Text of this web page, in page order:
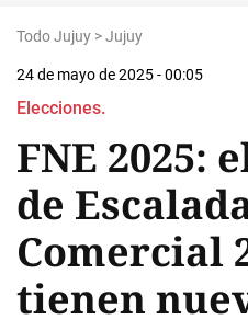
Todo Jujuy >Jujuy
24 de mayo de 2025 - 00:05
Elecciones.
FNE 2025:
de
Comercial
tienen